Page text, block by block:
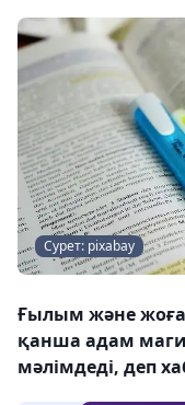
Сурет: pixabay
Ғылым және
қанша адам
мәлімдеді, деп